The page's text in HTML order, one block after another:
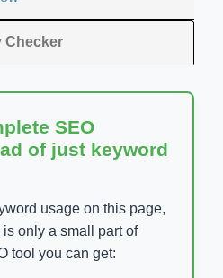
Checker
SEO
of just keyword
usage on this page,
only a small part of
tool you can get: